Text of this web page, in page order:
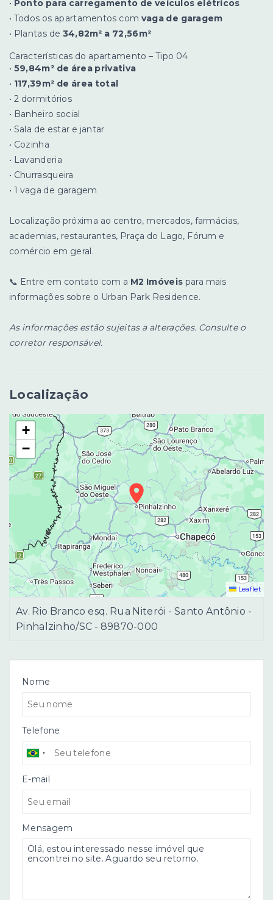
Nome
Telefone
E-mail
Mensagem
• Ponto para carregamento de veículos elétricos
• Todos os apartamentos com vaga de garagem
• Plantas de 34,82m² a 72,56m²
Características do apartamento – Tipo 04
• 59,84m² de área privativa
• 117,39m² de área total
• 2 dormitórios
• Banheiro social
• Sala de estar e jantar
• Cozinha
• Lavanderia
• Churrasqueira
• 1 vaga de garagem
Localização próxima ao centro, mercados, farmácias,
academias, restaurantes, Praça do Lago, Fórum e
comércio em geral.
📞 Entre em contato com a M2 Imóveis para mais
informações sobre o Urban Park Residence.
As informações estão sujeitas a alterações. Consulte o
corretor responsável.
Localização
+
−
Leaflet
Av. Rio Branco esq. Rua Niterói - Santo Antônio -
Pinhalzinho/SC - 89870-000